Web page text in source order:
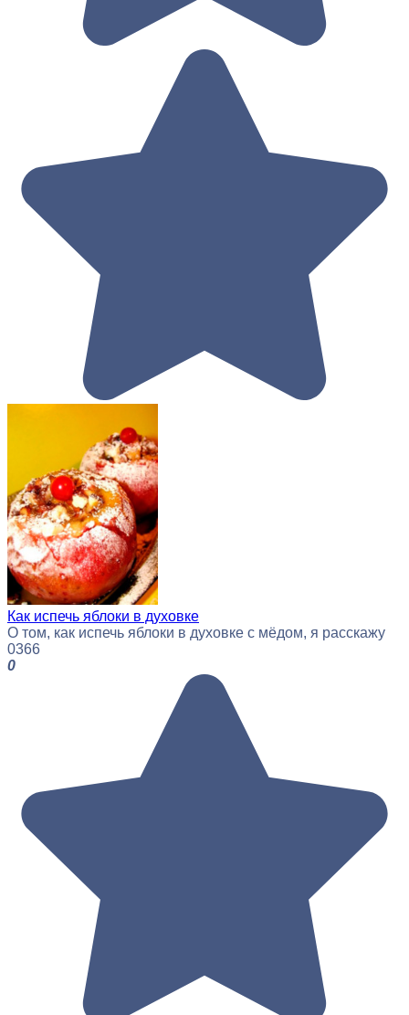
Как испечь яблоки в духовке
О том, как испечь яблоки в духовке с мёдом, я расскажу
0366
0